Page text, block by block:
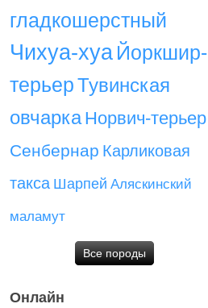
гладкошерстный
Чихуа-хуа Йоркшир-
терьерТувинская
овчарка Норвич-терьер
Сенбернар Карликовая
такса Шарпей Аляскинский
маламут
Все породы
Онлайн